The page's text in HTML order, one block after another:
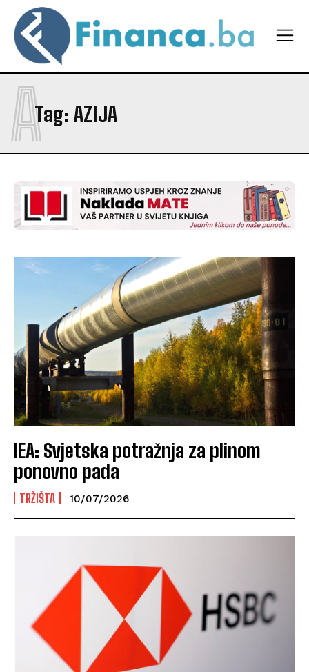
Tag: AZIJA
A
IEA: Svjetska potražnja za plinom
ponovno pada
TRŽIŠTA 10/07/2026